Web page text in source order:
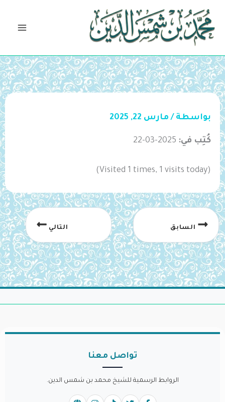
تخطي
المحتوى
بواسطة / مارس 22, 2025
كُتِب في: 2025-03-22
(Visited 1 times, 1 visits today)
السابق التالي
تواصل معنا
الروابط الرسمية للشيخ محمد بن شمس الدين.